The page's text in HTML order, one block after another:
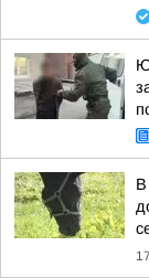
В